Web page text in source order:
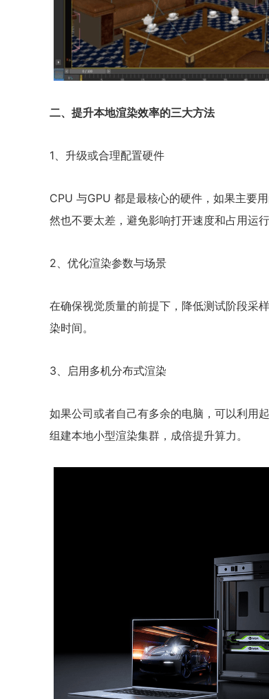
二、提升本地渲染效率的三大方法
1、升级或合理配置硬件
CPU 与GPU 都是最核心的硬件，如果主要
然也不要太差，避免影响打开速度和占用运行
2、优化渲染参数与场景
在确保视觉质量的前提下，降低测试阶段采
染时间。
3、启用多机分布式渲染
如果公司或者自己有多余的电脑，可以利用
组建本地小型渲染集群，成倍提升算力。